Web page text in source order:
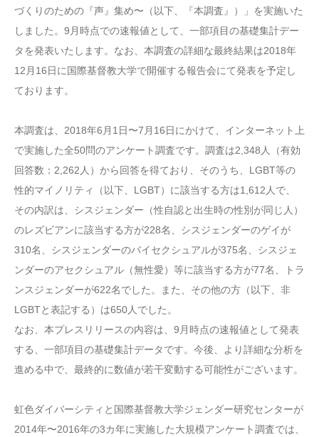
づくりのための『声』集め〜（以下、『本調査』）」を実施いた
しました。9月時点での速報値として、一部項目の基礎集計デー
タを発表いたします。なお、本調査の詳細な最終結果は2018年
12月16日に国際基督教大学で開催する報告会にて発表を予定し
ております。
本調査は、2018年6月1日〜7月16日にかけて、インターネット上
で実施した全50問のアンケート調査です。調査は2,348人（有効
回答数：2,262人）から回答を得ており、そのうち、LGBT等の
性的マイノリティ（以下、LGBT）に該当する方は1,612人で、
その内訳は、シスジェンダー（性自認と出生時の性別が同じ人）
のレズビアンに該当する方が228名、シスジェンダーのゲイが
310名、シスジェンダーのバイセクシュアルが375名、シスジェ
ンダーのアセクシュアル（無性愛）等に該当する方が77名、トラ
ンスジェンダーが622名でした。また、その他の方（以下、非
LGBTと表記する）は650人でした。
なお、本プレスリリースの内容は、9月時点の速報値として発表
する、一部項目の基礎集計データです。今後、より詳細な分析を
進める中で、最終的に数値が若干変動する可能性がございます。
虹色ダイバーシティと国際基督教大学ジェンダー研究センターが
2014年〜2016年の3カ年に実施した大規模アンケート調査では、